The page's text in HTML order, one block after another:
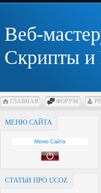
Веб-
Скрипты и
ГЛАВНАЯ ФОРУМ
МЕНЮ САЙТА
Меню Сайта
СТАТЬИ ПРО UCOZ